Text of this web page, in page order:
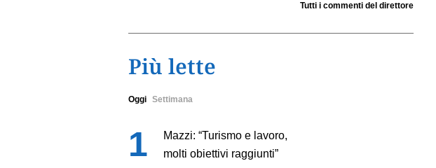
Tutti i commenti del direttore
Più lette
Oggi Settimana
Mazzi: “Turismo e lavoro,
molti obiettivi raggiunti”